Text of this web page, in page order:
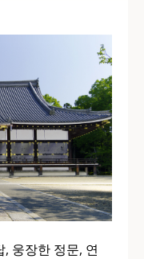
웅장한 정문, 연